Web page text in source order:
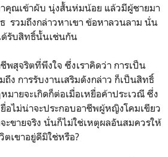
คุณเข้าผับ นุ่งสั้นห่มน้อย แล้วมีผู้ชายมา
รวมถึงกล่าวหาเขา ข้อหาลวนลาม นั่น
ด้รับสิทธิ์นั้นเช่นกัน
พสุจริตที่พึงใจ ซึ่งเราคิดว่า การเป็น
ง การรับงานเสริมดังกล่าว ก็เป็นสิทธิ์
มายจะเกิดก็ต่อเมื่อเหยื่อค้าประเวณี ซึ่ง
อไม่น่าจะประกอบอาชีพผู้หญิงโคมเขียว
ะขายจริง นั่นก็ไม่ใช่เหตุผลอันสมควรให้
เขาอยู่ดีมิใช่หรือ?